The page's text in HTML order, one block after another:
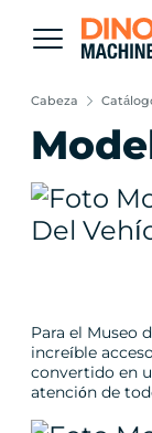
Cabeza
Para el Museo
increíble
convertido en
atención de